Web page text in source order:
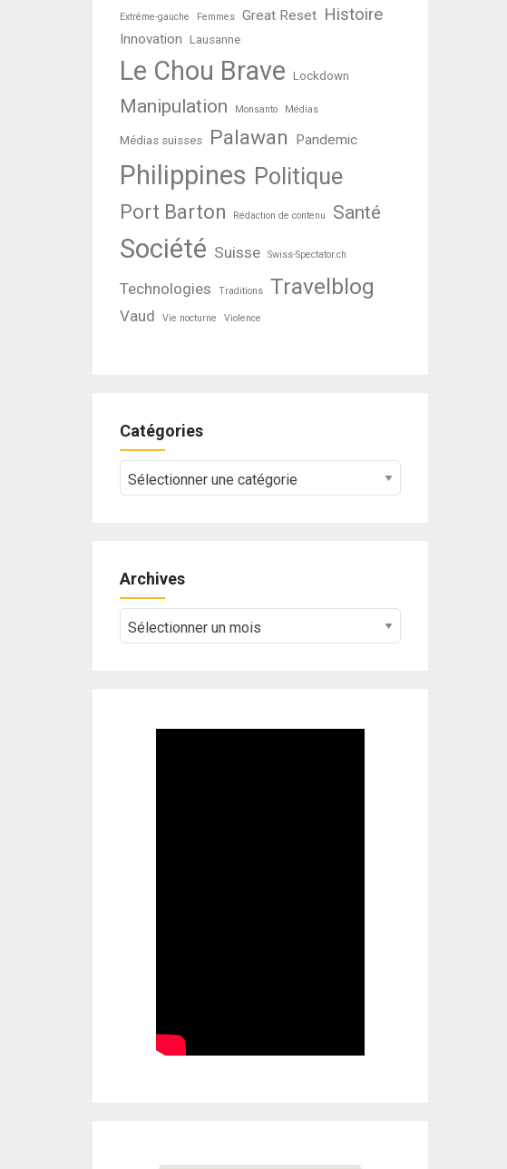
Extrême-gauche Femmes Great Reset Histoire
Innovation Lausanne
Le Chou Brave Lockdown
Manipulation Monsanto Médias
Médias suisses Palawan Pandemic
Philippines Politique
Port Barton Rédaction de contenu Santé
Société Suisse Swiss-Spectator.ch
Technologies Traditions Travelblog
Vaud Vie nocturne Violence
Catégories
Archives